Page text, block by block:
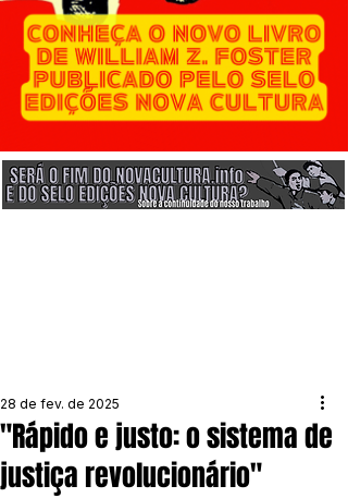
"Rápido e justo: o sistema de
justiça revolucionário"
28 de fev. de 2025